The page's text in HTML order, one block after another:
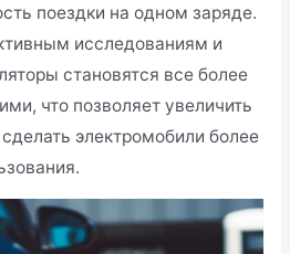
поездки на одном заряде.
исследованиям и
становятся все более
что позволяет увеличить
электромобили более